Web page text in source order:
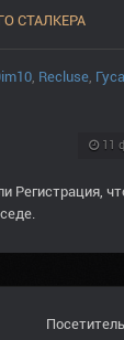
СТАЛКЕРА
, Recluse,
11
Регистрация,
Посетитель